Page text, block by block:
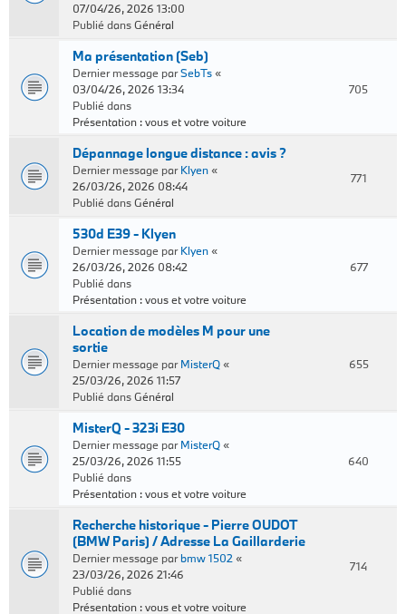
07/04/26, 2026 13:00
Publié dansGénéral
Ma présentation (Seb)
Dernier message parSebTs«
03/04/26, 2026 13:34
Publié dans
Présentation : vous et votre voiture
705
Dépannage longue distance : avis ?
Dernier message parKlyen«
26/03/26, 2026 08:44
Publié dansGénéral
771
530d E39 - Klyen
Dernier message parKlyen«
26/03/26, 2026 08:42
Publié dans
Présentation : vous et votre voiture
677
Location de modèles M pour une
sortie
Dernier message parMisterQ«
25/03/26, 2026 11:57
Publié dansGénéral
655
MisterQ - 323i E30
Dernier message parMisterQ«
25/03/26, 2026 11:55
Publié dans
Présentation : vous et votre voiture
640
Recherche historique - Pierre OUDOT
(BMW Paris) / Adresse La Gaillarderie
Dernier message parbmw 1502 «
23/03/26, 2026 21:46
Publié dans
Présentation : vous et votre voiture
714